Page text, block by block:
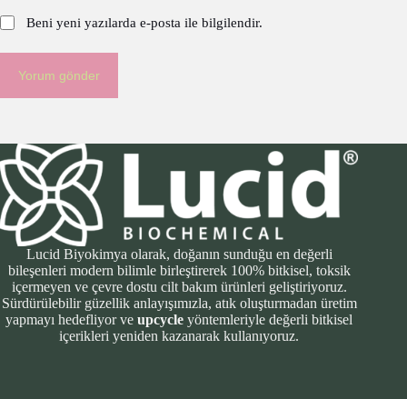
Beni yeni yazılarda e-posta ile bilgilendir.
Yorum gönder
Lucid Biyokimya olarak, doğanın sunduğu en değerli
bileşenleri modern bilimle birleştirerek 100% bitkisel, toksik
içermeyen ve çevre dostu cilt bakım ürünleri geliştiriyoruz.
Sürdürülebilir güzellik anlayışımızla, atık oluşturmadan üretim
yapmayı hedefliyor veupcycle yöntemleriyle değerli bitkisel
içerikleri yeniden kazanarak kullanıyoruz.